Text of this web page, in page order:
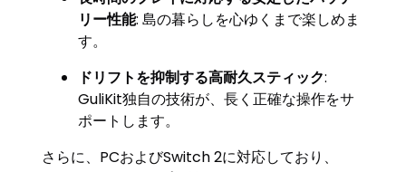
リー性能: 島の暮らしを心ゆくまで楽しめま
す。
ドリフトを抑制する高耐久スティック:
GuliKit独自の技術が、長く正確な操作をサ
ポートします。
さらに、PCおよびSwitch 2に対応しており、